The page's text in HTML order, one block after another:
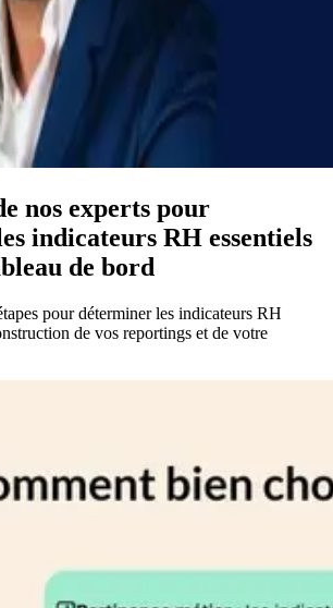
nos experts pour
indicateurs RH essentiels
de bord
pour déterminer les indicateurs RH
de vos reportings et de votre